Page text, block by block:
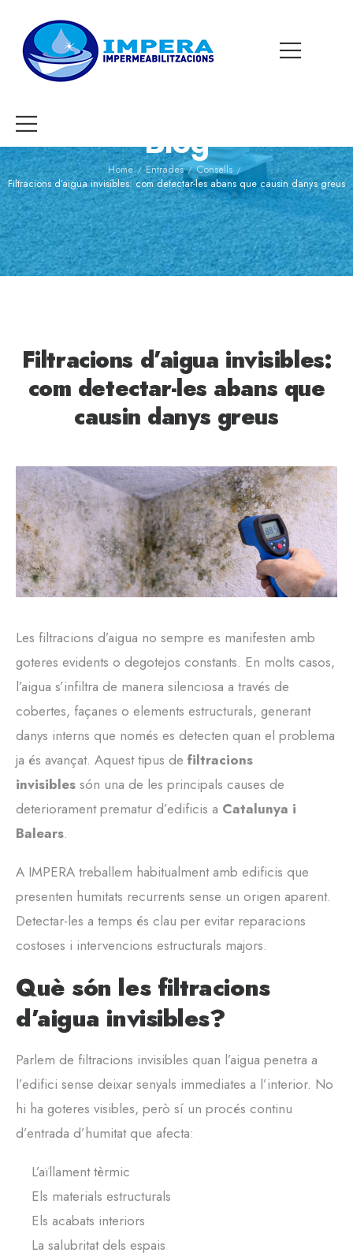
Blog
Home / Entrades / Consells /
Filtracions d’aigua invisibles: com detectar-les abans que causin danys greus
Filtracions d’aigua invisibles:
com detectar-les abans que
causin danys greus
Les filtracions d’aigua no sempre es manifesten amb
goteres evidents o degotejos constants. En molts casos,
l’aigua s’infiltra de manera silenciosa a través de
cobertes, façanes o elements estructurals, generant
danys interns que només es detecten quan el problema
ja és avançat. Aquest tipus de filtracions
invisibles són una de les principals causes de
deteriorament prematur d’edificis a Catalunya i
Balears.
A IMPERA treballem habitualment amb edificis que
presenten humitats recurrents sense un origen aparent.
Detectar-les a temps és clau per evitar reparacions
costoses i intervencions estructurals majors.
Què són les filtracions
d’aigua invisibles?
Parlem de filtracions invisibles quan l’aigua penetra a
l’edifici sense deixar senyals immediates a l’interior. No
hi ha goteres visibles, però sí un procés continu
d’entrada d’humitat que afecta:
L’aïllament tèrmic
Els materials estructurals
Els acabats interiors
La salubritat dels espais